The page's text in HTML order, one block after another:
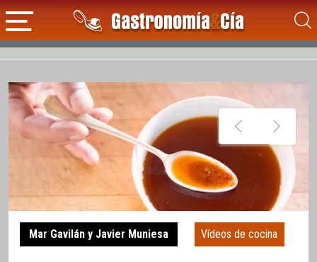
Mar Gavilán y Javier Muniesa Vídeos de cocina